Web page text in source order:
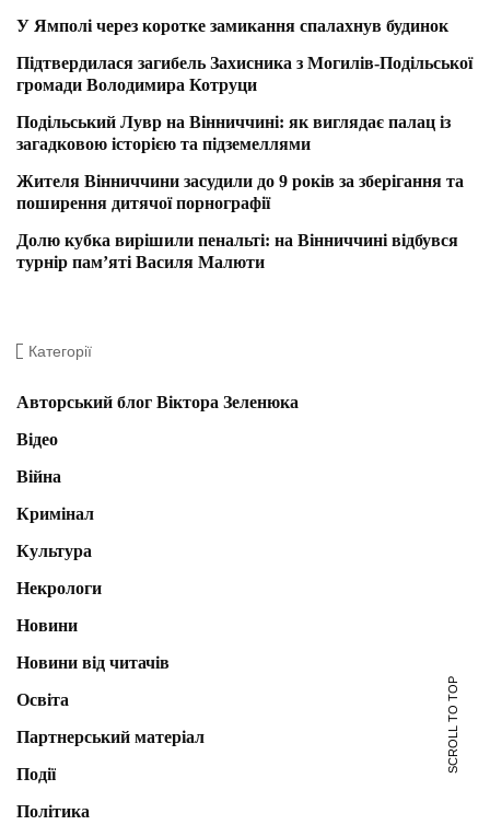
У Ямполі через коротке замикання спалахнув будинок
Підтвердилася загибель Захисника з Могилів-Подільської
громади Володимира Котруци
Подільський Лувр на Вінниччині: як виглядає палац із
загадковою історією та підземеллями
Жителя Вінниччини засудили до 9 років за зберігання та
поширення дитячої порнографії
Долю кубка вирішили пенальті: на Вінниччині відбувся
турнір пам’яті Василя Малюти
Категорії
Авторський блог Віктора Зеленюка
Відео
Війна
Кримінал
Культура
Некрологи
Новини
Новини від читачів
Освіта
Партнерський матеріал
Події
Політика
SCROLL TO TOP